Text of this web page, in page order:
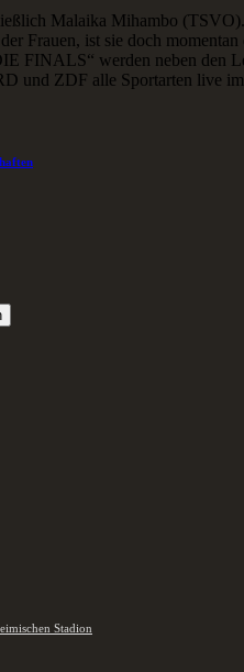
Malaika Mihambo
Frauen, ist sie doch
FINALS“ werden neben den
und ZDF alle Sportarten live
Stadion